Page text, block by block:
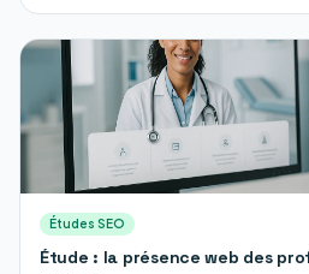
Études SEO
Étude : la présence web des